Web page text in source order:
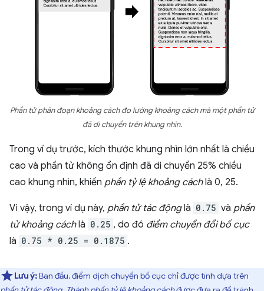
Phần tử phân đoạn khoảng cách đo lường khoảng cách mà một phần tử
đã di chuyển trên khung nhìn.
Trong ví dụ trước, kích thước khung nhìn lớn nhất là chiều
cao và phần tử không ổn định đã di chuyển 25% chiều
cao khung nhìn, khiến phần tỷ lệ khoảng cáchlà 0, 25.
Vì vậy, trong ví dụ này, phần tử tác độnglà 0.75 và phần
tử khoảng cáchlà 0.25 , do đó điểm chuyển đổi bố cục
là 0.75 * 0.25 = 0.1875 .
Lưu ý:Ban đầu, điểm dịch chuyển bố cục chỉ được tính dựa trên